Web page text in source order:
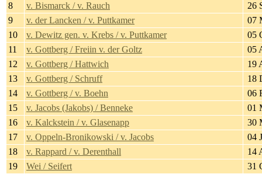
8
v. Bismarck / v. Rauch
26
9
v. der Lancken / v. Puttkamer
07
10
v. Dewitz gen. v. Krebs / v. Puttkamer
05
11
v. Gottberg / Freiin v. der Goltz
05
12
v. Gottberg / Hattwich
19
13
v. Gottberg / Schruff
18
14
v. Gottberg / v. Boehn
06
15
v. Jacobs (Jakobs) / Benneke
01
16
v. Kalckstein / v. Glasenapp
30
17
v. Oppeln-Bronikowski / v. Jacobs
04
18
v. Rappard / v. Derenthall
14
19
Wei / Seifert 31